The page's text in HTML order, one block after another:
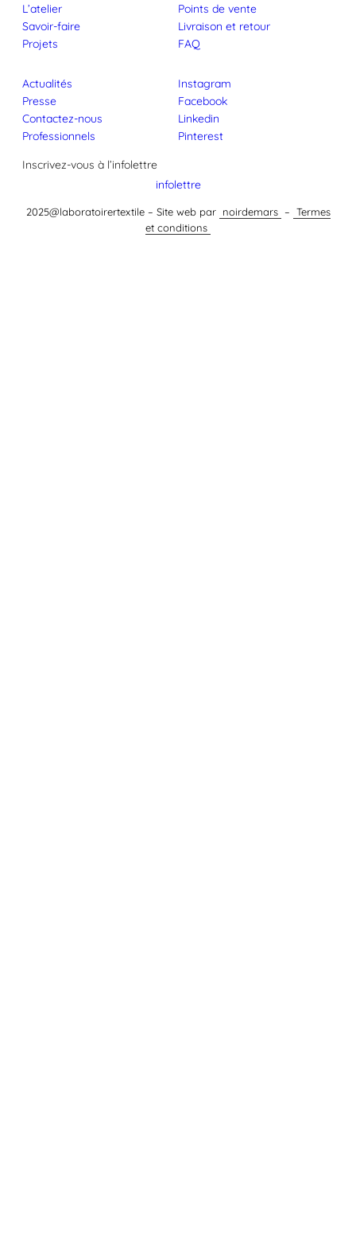
L’atelier
Savoir-faire
Projets
Points de vente
Livraison et retour
FAQ
Actualités
Presse
Contactez-nous
Professionnels
Instagram
Facebook
Linkedin
Pinterest
Inscrivez-vous à l’infolettre
infolettre
2025@laboratoirertextile – Site web par noirdemars – Termes
et conditions